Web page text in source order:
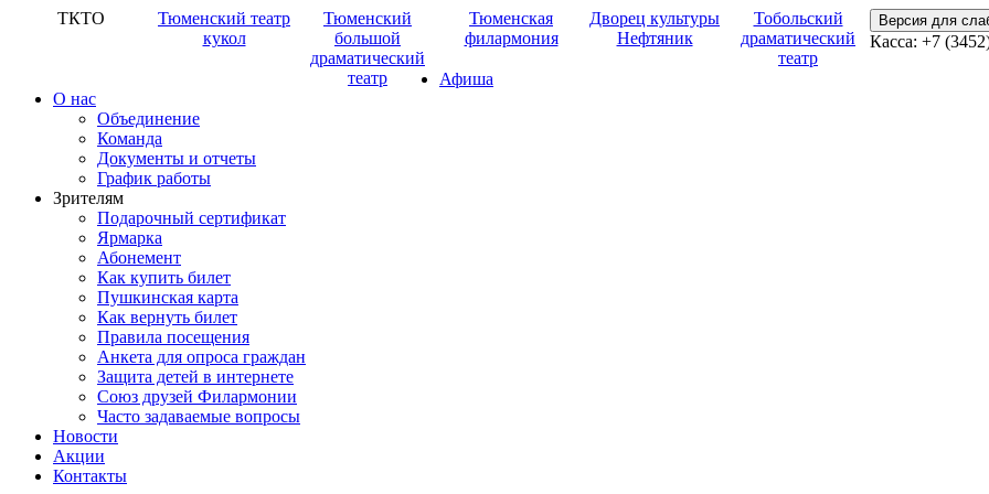
ТКТО
Тюменский театр
кукол
Тюменский
большой
драматический
театр
Тюменская
филармония
Дворец культуры
Нефтяник
Тобольский
драматический
театр
Версия для
Касса: +7
Афиша
О нас
Объединение
Команда
Документы и отчеты
График работы
Зрителям
Подарочный сертификат
Ярмарка
Абонемент
Как купить билет
Пушкинская карта
Как вернуть билет
Правила посещения
Анкета для опроса граждан
Защита детей в интернете
Союз друзей Филармонии
Часто задаваемые вопросы
Новости
Акции
Контакты